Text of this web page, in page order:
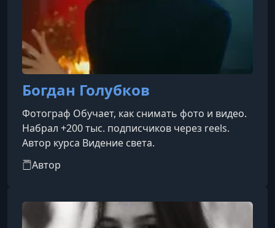
Богдан Голубков
Фотограф Обучает, как снимать фото и видео.
Набрал +200 тыс. подписчиков через reels.
Автор курса Видение света.
Автор